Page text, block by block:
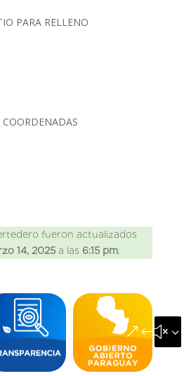
PARA RELLENO
fueron actualizados
14, 2025a las 6:15 pm.